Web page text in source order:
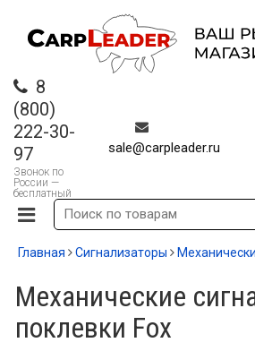
8
(800)
222-30-
97
Звонок по
России —
бесплатный
sale@carpleader.ru
Главная Сигнализаторы
Механические
поклевки Fox